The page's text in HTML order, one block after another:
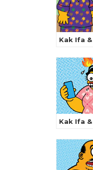
Kak Ifa
Kak Ifa